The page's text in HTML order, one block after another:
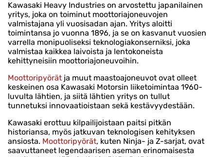
Kawasaki Heavy Industries on arvostettu japanilainen
yritys, joka on toiminut moottoriajoneuvojen
valmistajana yli vuosisadan ajan. Yritys aloitti
toimintansa jo vuonna 1896, ja se on kasvanut vuosien
varrella monipuoliseksi teknologiakonserniksi, joka
valmistaa kaikkea laivoista ja lentokoneista
kehittyneisiin moottoriajoneuvoihin.
Moottoripyörät ja muut maastoajoneuvot ovat olleet
keskeinen osa Kawasaki Motorsin liiketoimintaa 1960-
luvulta lähtien, ja siitä lähtien yritys on tullut
tunnetuksi innovaatioistaan sekä kestävyydestään.
Kawasaki erottuu kilpailijoistaan paitsi pitkän
historiansa, myös jatkuvan teknologisen kehityksen
ansiosta. Moottoripyörät, kuten Ninja- ja Z-sarjat, ovat
saavuttaneet legendaarisen aseman erinomaisesta